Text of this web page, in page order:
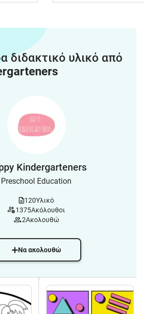
διδακτικό υλικό από
Kindergarteners
Preschool Education
120Υλικό
1375Ακόλουθοι
2Ακολουθώ
Να ακολουθώ